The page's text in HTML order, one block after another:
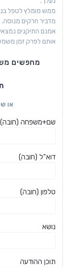
ממש מומלץ לטפל
מדביר חרקים מנוסה.
אמנם התיקנים
אותם לפרק זמן
מחפשים
או
שם+משפחה (חובה)
דוא"ל (חובה)
טלפון (חובה)
נושא
תוכן ההודעה